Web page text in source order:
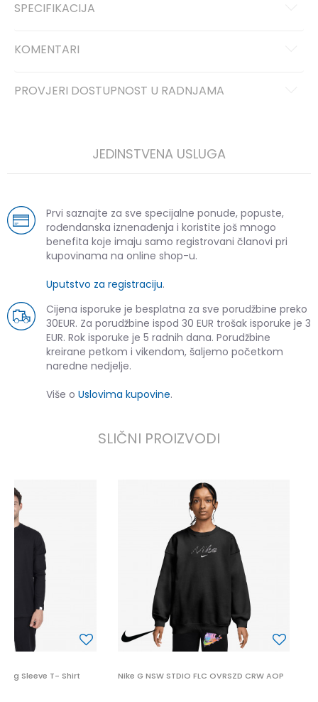
SPECIFIKACIJA
KOMENTARI
PROVJERI DOSTUPNOST U RADNJAMA
JEDINSTVENA USLUGA
Prvi saznajte za sve specijalne ponude, popuste,
rođendanska iznenađenja i koristite još mnogo
benefita koje imaju samo registrovani članovi pri
kupovinama na online shop-u.
Uputstvo za registraciju.
Cijena isporuke je besplatna za sve porudžbine preko
30EUR. Za porudžbine ispod 30 EUR trošak isporuke je 3
EUR. Rok isporuke je 5 radnih dana. Porudžbine
kreirane petkom i vikendom, šaljemo početkom
naredne nedjelje.
Više o Uslovima kupovine.
SLIČNI PROIZVODI
Sleeve T- Shirt Nike G NSW STDIO FLC OVRSZD CRW AOP